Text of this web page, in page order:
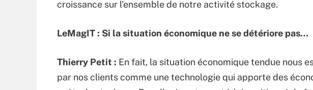
croissance sur l’ensemble de notre activité stockage.
LeMagIT : Si la situation économique ne se détériore pas…
Thierry Petit : En fait, la situation économique tendue nous
par nos clients comme une technologie qui apporte des